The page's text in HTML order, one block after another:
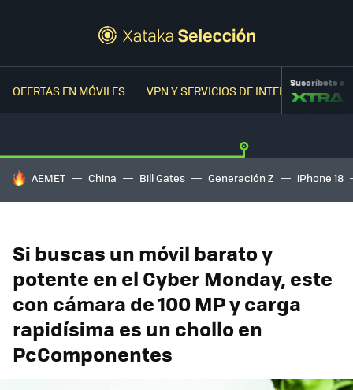
OFERTAS EN MÓVILES VPN Y SERVICIOS DE INTERNETSuscríbete a
HOY SE HABLA DE
AEMET China Bill Gates Generación Z iPhone 18
Si buscas un móvil barato y
potente en el Cyber Monday, este
con cámara de 100 MP y carga
rapidísima es un chollo en
PcComponentes